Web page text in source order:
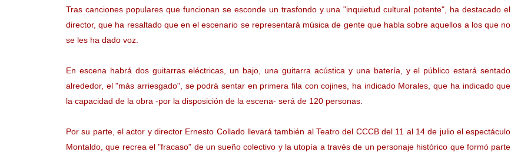
Tras canciones populares que funcionan se esconde un trasfondo y una "inquietud cultural potente", ha destacado el
director, que ha resaltado que en el escenario se representará música de gente que habla sobre aquellos a los que no
se les ha dado voz.
En escena habrá dos guitarras eléctricas, un bajo, una guitarra acústica y una batería, y el público estará sentado
alrededor, el "más arriesgado", se podrá sentar en primera fila con cojines, ha indicado Morales, que ha indicado que
la capacidad de la obra -por la disposición de la escena- será de 120 personas.
Por su parte, el actor y director Ernesto Collado llevará también al Teatro del CCCB del 11 al 14 de julio el espectáculo
Montaldo, que recrea el "fracaso" de un sueño colectivo y la utopía a través de un personaje histórico que formó parte